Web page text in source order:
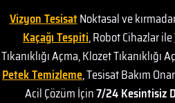
Vizyon TesisatNoktasal ve
Kaçağı Tespiti, Robot Cihazlar ile
Tıkanıklığı Açma, Klozet Tıkanıklığı
Petek Temizleme, Tesisat Bakım
Acil Çözüm İçin7/24 Kesintisiz